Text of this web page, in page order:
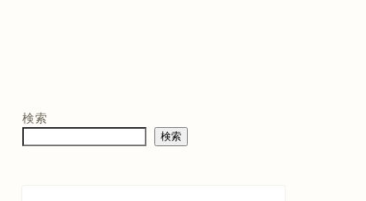
03月05
モン -
オ
】メ
トレ
直径
& デジ
「ひ
コミを見
見る
価格 :
検索
検索